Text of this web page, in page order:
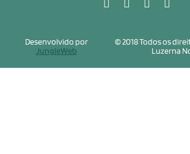
© 2018 Todos os
Luzerna
Desenvolvido por
JungleWeb